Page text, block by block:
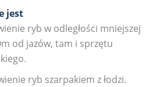
jest
ryb w odległości mniejszej
od jazów, tam i sprzętu
ryb szarpakiem z łodzi.